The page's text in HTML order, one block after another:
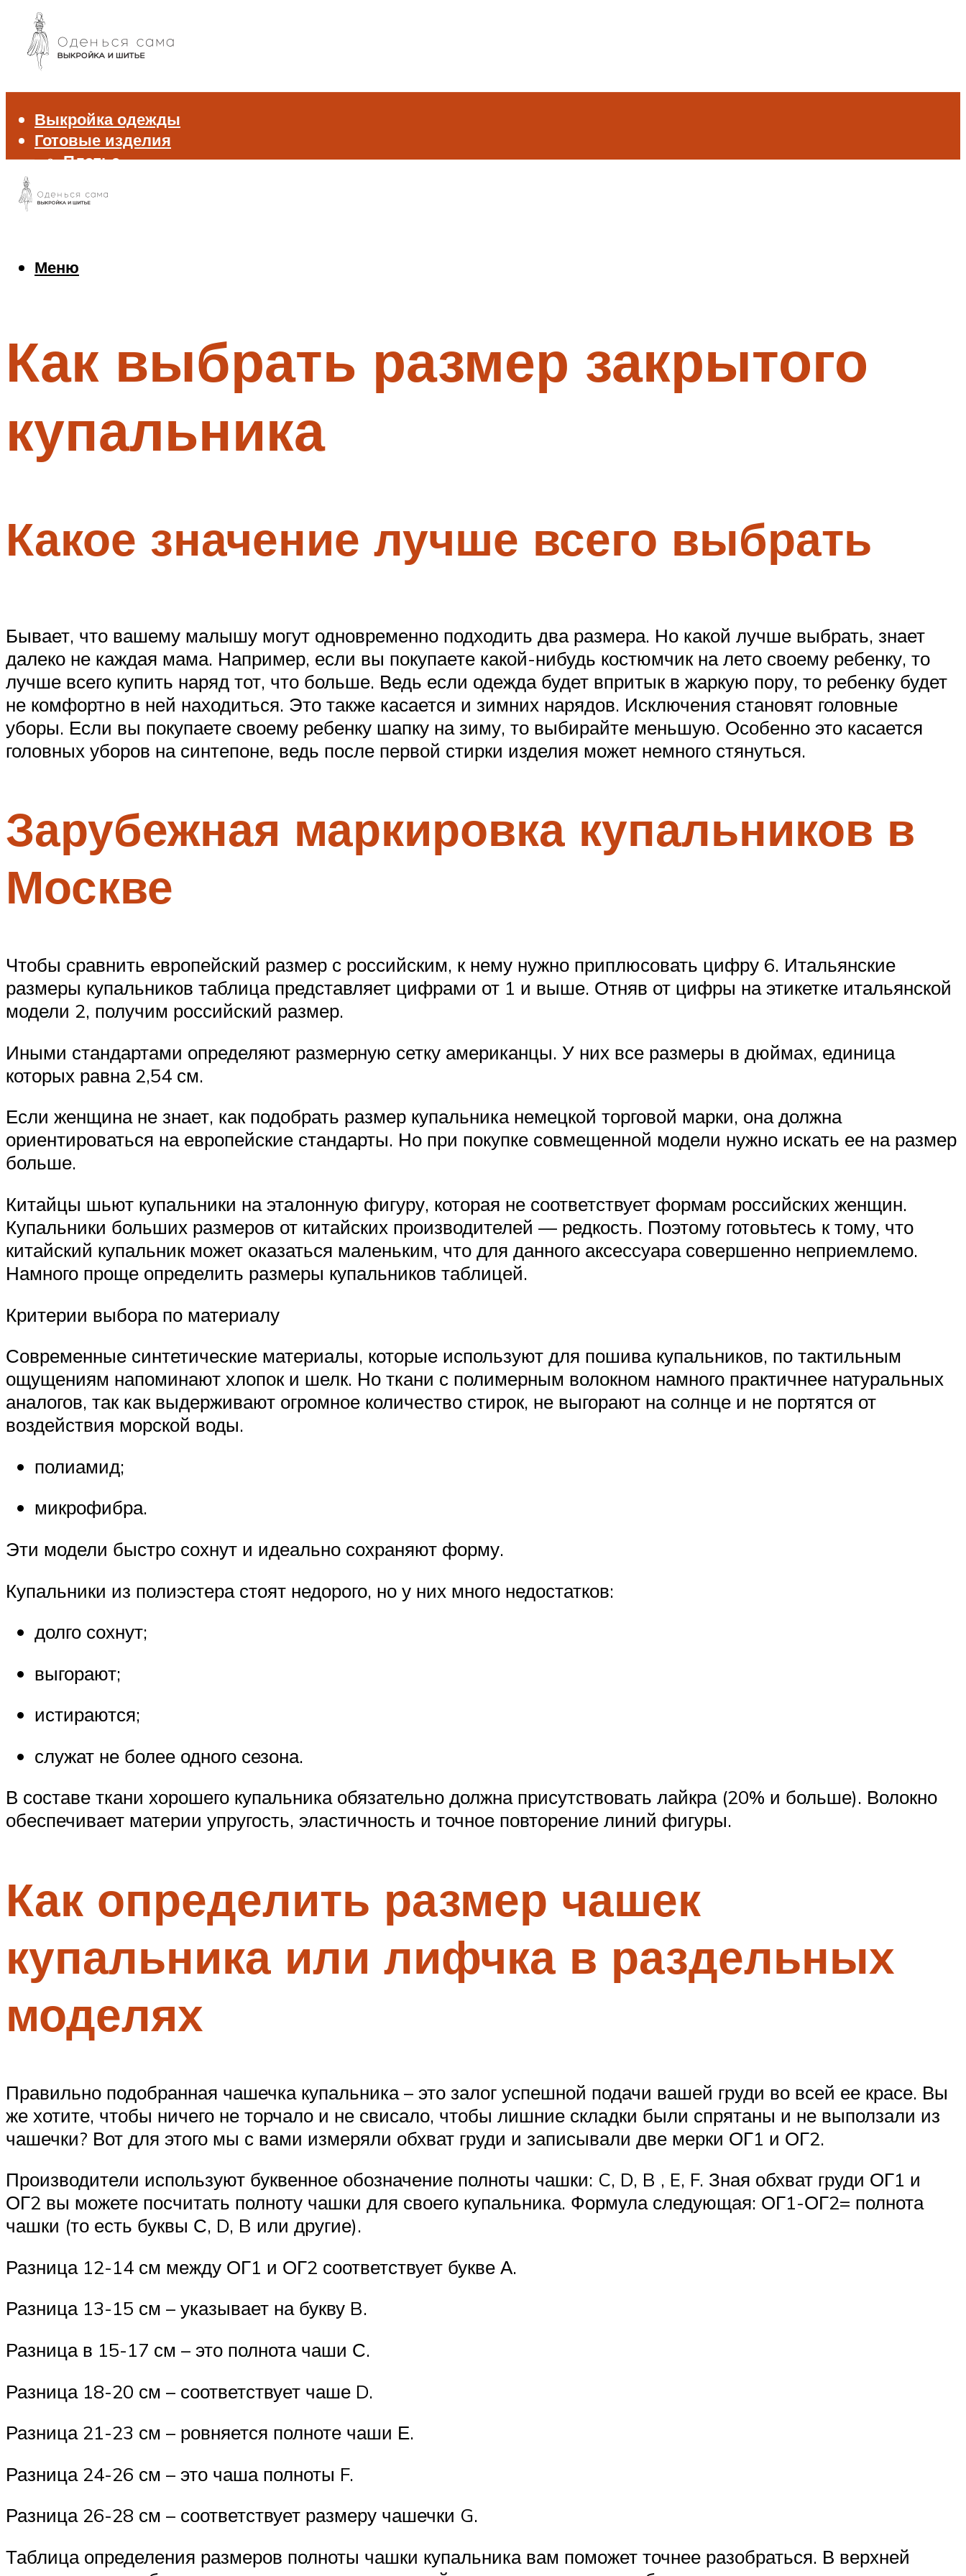
Выкройка одежды
Готовые изделия
Платье
Блуза и рубашка
Джемпер и свитер
Меню
Меню
Как выбрать размер закрытого
купальника
Какое значение лучше всего выбрать
Бывает, что вашему малышу могут одновременно подходить два размера. Но какой лучше выбрать, знает
далеко не каждая мама. Например, если вы покупаете какой-нибудь костюмчик на лето своему ребенку, то
лучше всего купить наряд тот, что больше. Ведь если одежда будет впритык в жаркую пору, то ребенку будет
не комфортно в ней находиться. Это также касается и зимних нарядов. Исключения становят головные
уборы. Если вы покупаете своему ребенку шапку на зиму, то выбирайте меньшую. Особенно это касается
головных уборов на синтепоне, ведь после первой стирки изделия может немного стянуться.
Зарубежная маркировка купальников в
Москве
Чтобы сравнить европейский размер с российским, к нему нужно приплюсовать цифру 6. Итальянские
размеры купальников таблица представляет цифрами от 1 и выше. Отняв от цифры на этикетке итальянской
модели 2, получим российский размер.
Иными стандартами определяют размерную сетку американцы. У них все размеры в дюймах, единица
которых равна 2,54 см.
Если женщина не знает, как подобрать размер купальника немецкой торговой марки, она должна
ориентироваться на европейские стандарты. Но при покупке совмещенной модели нужно искать ее на размер
больше.
Китайцы шьют купальники на эталонную фигуру, которая не соответствует формам российских женщин.
Купальники больших размеров от китайских производителей — редкость. Поэтому готовьтесь к тому, что
китайский купальник может оказаться маленьким, что для данного аксессуара совершенно неприемлемо.
Намного проще определить размеры купальников таблицей.
Критерии выбора по материалу
Современные синтетические материалы, которые используют для пошива купальников, по тактильным
ощущениям напоминают хлопок и шелк. Но ткани с полимерным волокном намного практичнее натуральных
аналогов, так как выдерживают огромное количество стирок, не выгорают на солнце и не портятся от
воздействия морской воды.
полиамид;
микрофибра.
Эти модели быстро сохнут и идеально сохраняют форму.
Купальники из полиэстера стоят недорого, но у них много недостатков:
долго сохнут;
выгорают;
истираются;
служат не более одного сезона.
В составе ткани хорошего купальника обязательно должна присутствовать лайкра (20% и больше). Волокно
обеспечивает материи упругость, эластичность и точное повторение линий фигуры.
Как определить размер чашек
купальника или лифчка в раздельных
моделях
Правильно подобранная чашечка купальника – это залог успешной подачи вашей груди во всей ее красе. Вы
же хотите, чтобы ничего не торчало и не свисало, чтобы лишние складки были спрятаны и не выползали из
чашечки? Вот для этого мы с вами измеряли обхват груди и записывали две мерки ОГ1 и ОГ2.
Производители используют буквенное обозначение полноты чашки: C, D, B , E, F. Зная обхват груди ОГ1 и
ОГ2 вы можете посчитать полноту чашки для своего купальника. Формула следующая: ОГ1-ОГ2= полнота
чашки (то есть буквы С, D, B или другие).
Разница 12-14 см между ОГ1 и ОГ2 соответствует букве А.
Разница 13-15 см – указывает на букву B.
Разница в 15-17 см – это полнота чаши С.
Разница 18-20 см – соответствует чаше D.
Разница 21-23 см – ровняется полноте чаши Е.
Разница 24-26 см – это чаша полноты F.
Разница 26-28 см – соответствует размеру чашечки G.
Таблица определения размеров полноты чашки купальника вам поможет точнее разобраться. В верхней